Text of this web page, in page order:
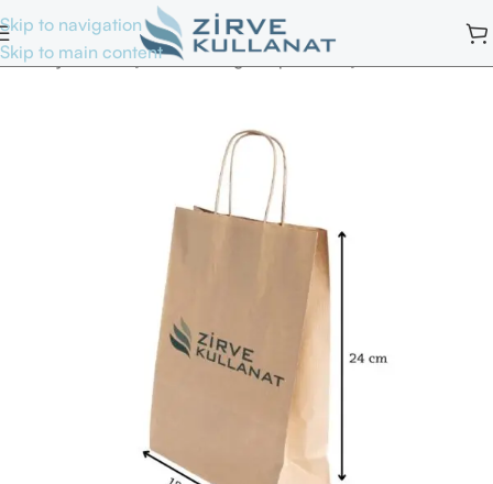
Skip to navigation
Skip to main content
Ana Sayfa/Kraft Çantalar /Burgu Saplı Kraft Çantalar